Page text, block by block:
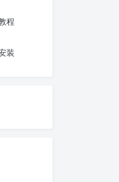
程
装